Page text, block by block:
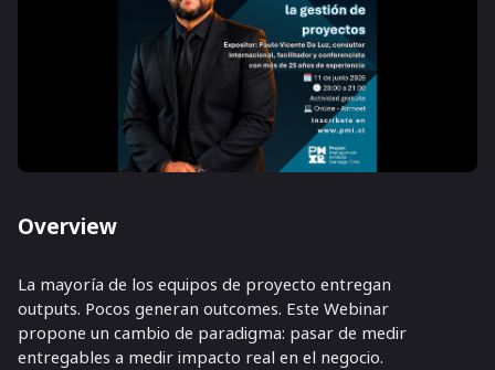
Overview
La mayoría de los equipos de proyecto entregan
outputs. Pocos generan outcomes. Este Webinar
propone un cambio de paradigma: pasar de medir
entregables a medir impacto real en el negocio.